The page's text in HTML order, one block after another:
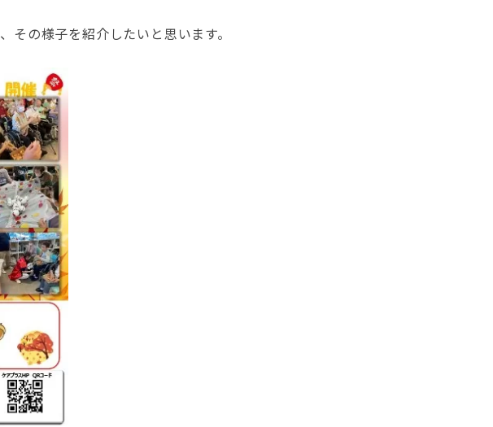
の様子を紹介したいと思います。